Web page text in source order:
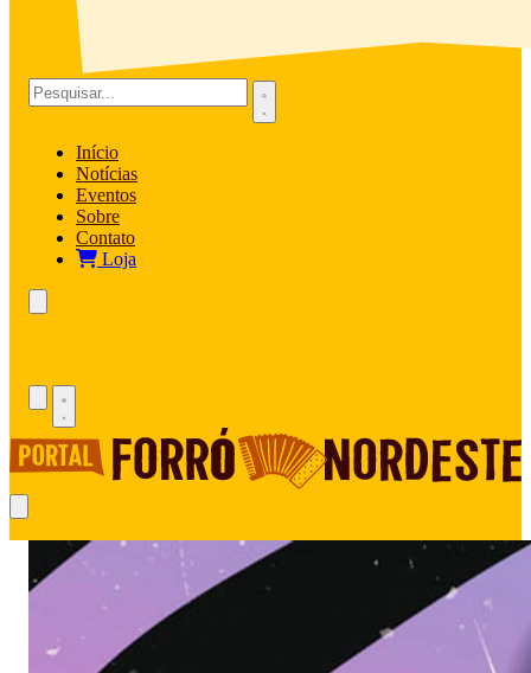
Início
Notícias
Eventos
Sobre
Contato
Loja